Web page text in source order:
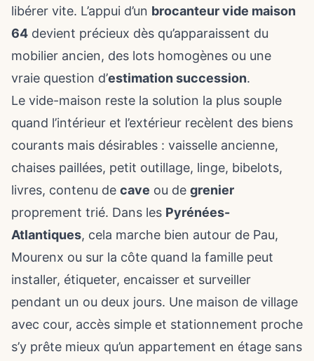
libérer vite. L’appui d’un brocanteur vide maison
64 devient précieux dès qu’apparaissent du
mobilier ancien, des lots homogènes ou une
vraie question d’estimation succession.
Le vide-maison reste la solution la plus souple
quand l’intérieur et l’extérieur recèlent des biens
courants mais désirables : vaisselle ancienne,
chaises paillées, petit outillage, linge, bibelots,
livres, contenu de cave ou de grenier
proprement trié. Dans les Pyrénées-
Atlantiques, cela marche bien autour de Pau,
Mourenx ou sur la côte quand la famille peut
installer, étiqueter, encaisser et surveiller
pendant un ou deux jours. Une maison de village
avec cour, accès simple et stationnement proche
s’y prête mieux qu’un appartement en étage sans